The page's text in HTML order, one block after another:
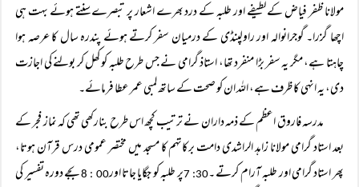
مولانا ظفر فیاض کے لطیفے اور طلبہ کے درد بھرے اشعار پر تبصرے سنتے ہوئے بہت ہی
اچھا گزرا۔ گوجرانوالہ اور راولپنڈی کے درمیان سفر کرتے ہوئے پندرہ سال کا عرصہ ہوا
چاہتا ہے، مگر یہ سفر بڑا منفرد تھا، استاذ گرامی نے جس طرح طلبہ کو کھل کر بولنے کی اجازت
دی، یہ انہی کا ظرف ہے، اللہ ان کو صحت کے ساتھ لمبی عمر عطا فرمائے۔
مدرسہ فاروق اعظم کے ذمہ داران نے ترتیب کچھ اس طرح بنارکھی تھی کہ نماز فجر کے
بعد استاد گرامی مولانا زاہد الراشدی دامت برکاتہم کا مسجد میں مختصر عمومی درس قرآن ہوتا،
پھر استاد گرامی اور طلبہ آرام کرتے ۔30: 7 پر طلبہ کو جگایا جاتا اور00 : 8
بجے دورہ تفسیر کی